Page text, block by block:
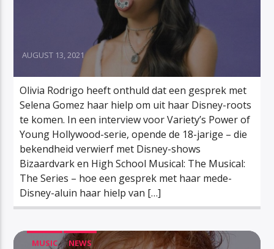
AUGUST 13, 2021
Olivia Rodrigo heeft onthuld dat een gesprek met
Selena Gomez haar hielp om uit haar Disney-roots
te komen. In een interview voor Variety’s Power of
Young Hollywood-serie, opende de 18-jarige – die
bekendheid verwierf met Disney-shows
Bizaardvark en High School Musical: The Musical:
The Series – hoe een gesprek met haar mede-
Disney-aluin haar hielp van […]
MUSIC NEWS